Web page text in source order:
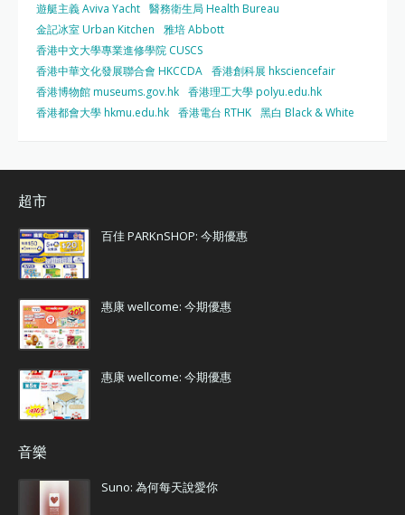
遊艇主義 Aviva Yacht 醫務衛生局 Health Bureau
金記冰室 Urban Kitchen
雅培 Abbott
香港中文大學專業進修學院 CUSCS
香港中華文化發展聯合會 HKCCDA 香港創科展 hksciencefair
香港博物館 museums.gov.hk 香港理工大學 polyu.edu.hk
香港都會大學 hkmu.edu.hk 香港電台 RTHK 黑白 Black & White
超市
百佳 PARKnSHOP: 今期優惠
惠康 wellcome: 今期優惠
惠康 wellcome: 今期優惠
音樂
Suno: 為何每天說愛你